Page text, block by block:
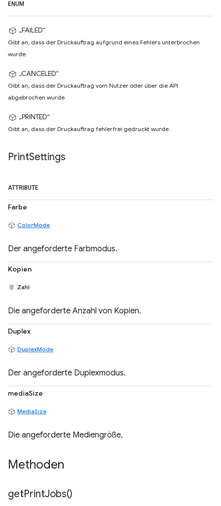
ENUM
„FAILED“
Gibt an, dass der Druckauftrag aufgrund eines Fehlers unterbrochen
wurde.
„CANCELED“
Gibt an, dass der Druckauftrag vom Nutzer oder über die API
abgebrochen wurde.
„PRINTED“
Gibt an, dass der Druckauftrag fehlerfrei gedruckt wurde.
PrintSettings
ATTRIBUTE
Farbe
ColorMode
Der angeforderte Farbmodus.
Kopien
Zahl
Die angeforderte Anzahl von Kopien.
Duplex
DuplexMode
Der angeforderte Duplexmodus.
mediaSize
MediaSize
Die angeforderte Mediengröße.
Methoden
getPrintJobs()